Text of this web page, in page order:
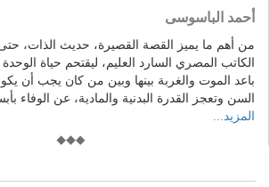
أحمد الباسوسى
من أهم ما يميز القصة القصيرة، حديث الذات،
الكاتب المصري السارد العليم، ليقتحم حياة الوحدة
باعد الموت والغربة بينها وبين من كان يجب أن
السن وتعجز القدرة البدنية والمادية، عن الوفاء
المزيد...